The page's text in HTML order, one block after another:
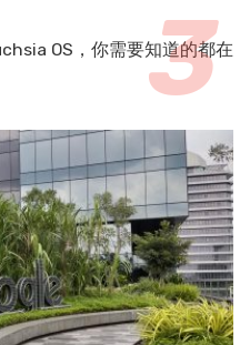
OS，你需要知道的都在